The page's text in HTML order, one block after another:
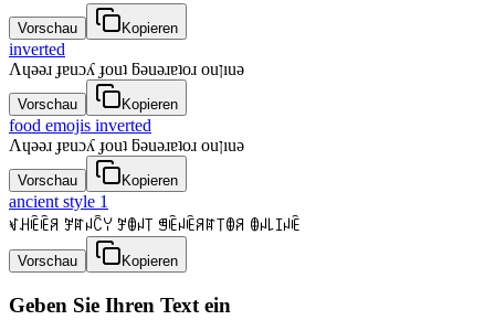
Vorschau Kopieren
inverted
Λɥǝǝɹ ɟɐuɔʎ ɟouʇ ƃǝuǝɹɐʇoɹ ouןıuǝ
Vorschau Kopieren
food emojis inverted
Λɥǝǝɹ ɟɐuɔʎ ɟouʇ ƃǝuǝɹɐʇoɹ ouןıuǝ
Vorschau Kopieren
ancient style 1
ꃴꃅꍟꍟꋪ ꎇꍏꈤꉓꌩ ꎇꂦꈤ꓄ ꁅꍟꈤꍟꋪꍏ꓄ꂦꋪ ꂦꈤ꒒ꀤꈤꍟ
Vorschau Kopieren
Geben Sie Ihren Text ein